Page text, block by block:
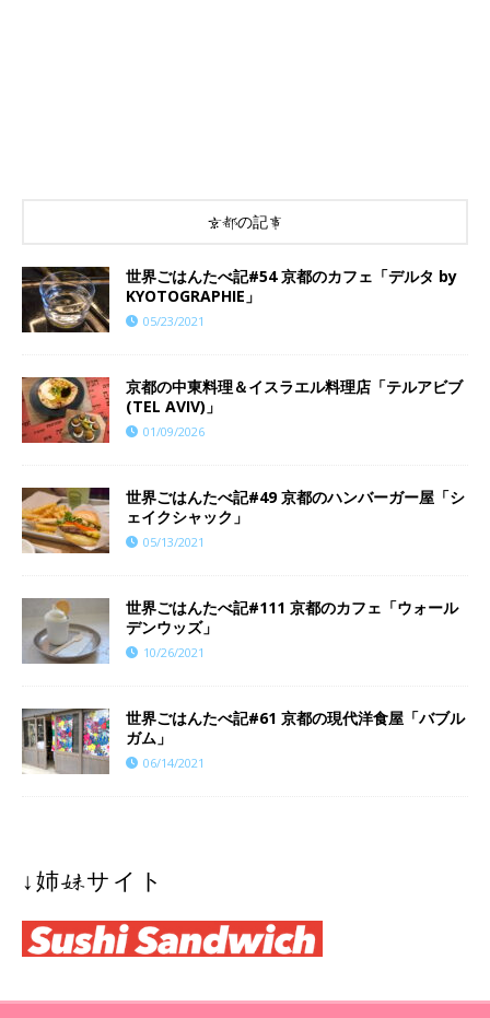
京都の記事
世界ごはんたべ記#54 京都のカフェ「デルタ by
KYOTOGRAPHIE」
05/23/2021
京都の中東料理＆イスラエル料理店「テルアビブ
(TEL AVIV)」
01/09/2026
世界ごはんたべ記#49 京都のハンバーガー屋「シ
ェイクシャック」
05/13/2021
世界ごはんたべ記#111 京都のカフェ「ウォール
デンウッズ」
10/26/2021
世界ごはんたべ記#61 京都の現代洋食屋「バブル
ガム」
06/14/2021
↓姉妹サイト